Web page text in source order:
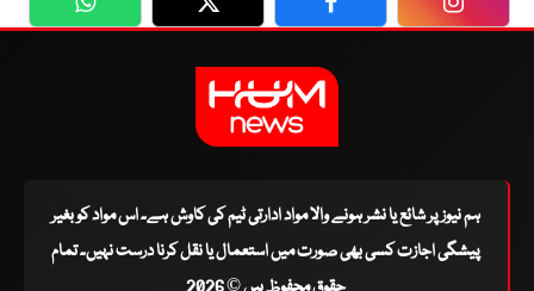
WhatsApp Twitter Facebook
ہم نیوز پر شائع یا نشر ہونے والا مواد ادارتی ٹیم کی کاوش ہے۔ اس مواد کو بغیر
پیشگی اجازت کسی بھی صورت میں استعمال یا نقل کرنا درست نہیں۔ تمام